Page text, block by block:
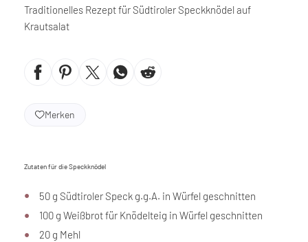
Traditionelles Rezept für Südtiroler Speckknödel auf
Krautsalat
Merken
Zutaten für die Speckknödel
50 g Südtiroler Speck g.g.A. in Würfel geschnitten
100 g Weißbrot für Knödelteig in Würfel geschnitten
20 g Mehl